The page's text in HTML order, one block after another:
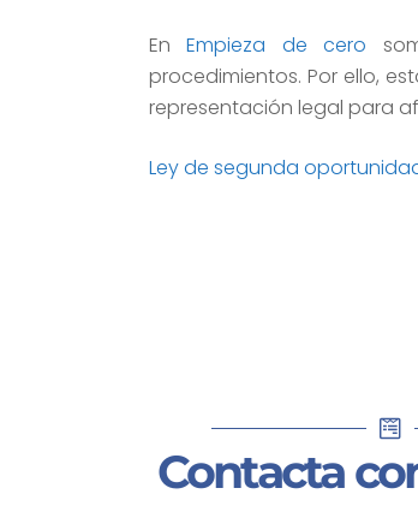
EnEmpieza de cero
procedimientos. Por ello,
representación legal para
Ley de segunda
Contacta